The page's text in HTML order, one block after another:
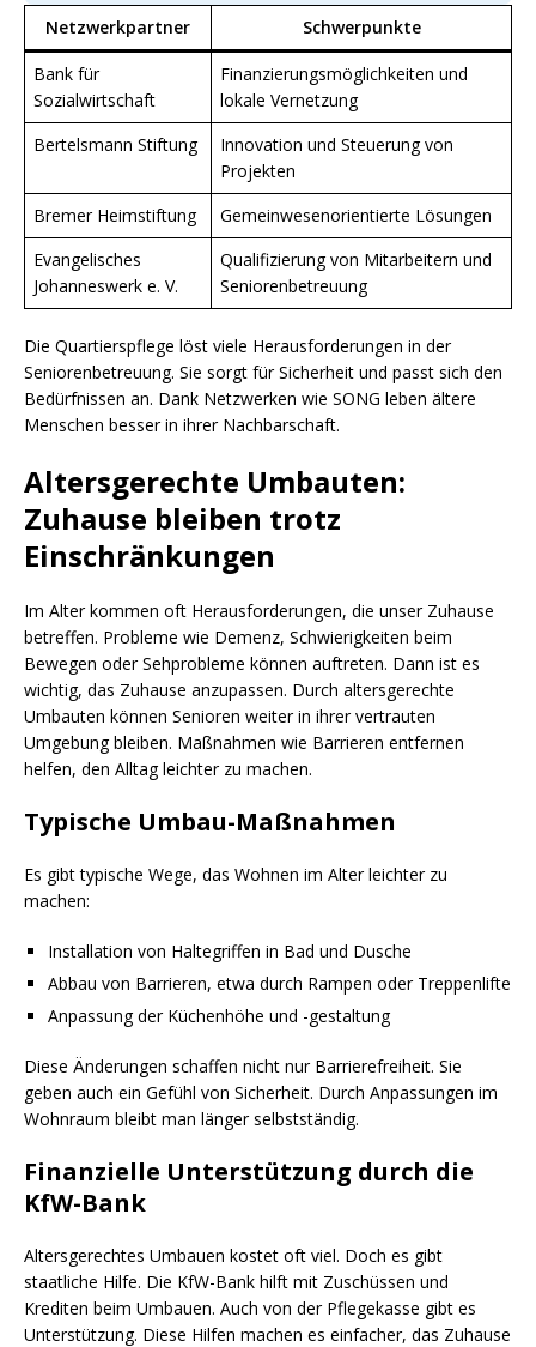
Netzwerkpartner Schwerpunkte
Bank für
Sozialwirtschaft
Finanzierungsmöglichkeiten und
lokale Vernetzung
Bertelsmann Stiftung
Innovation und Steuerung von
Projekten
Bremer Heimstiftung
Gemeinwesenorientierte Lösungen
Evangelisches
Johanneswerk e. V.
Qualifizierung von Mitarbeitern und
Seniorenbetreuung
Die Quartierspflege löst viele Herausforderungen in der
Seniorenbetreuung. Sie sorgt für Sicherheit und passt sich den
Bedürfnissen an. Dank Netzwerken wie SONG leben ältere
Menschen besser in ihrer Nachbarschaft.
Altersgerechte Umbauten:
Zuhause bleiben trotz
Einschränkungen
Im Alter kommen oft Herausforderungen, die unser Zuhause
betreffen. Probleme wie Demenz, Schwierigkeiten beim
Bewegen oder Sehprobleme können auftreten. Dann ist es
wichtig, das Zuhause anzupassen. Durch altersgerechte
Umbauten können Senioren weiter in ihrer vertrauten
Umgebung bleiben. Maßnahmen wie Barrieren entfernen
helfen, den Alltag leichter zu machen.
Typische Umbau-Maßnahmen
Es gibt typische Wege, das Wohnen im Alter leichter zu
machen:
Installation von Haltegriffen in Bad und Dusche
Abbau von Barrieren, etwa durch Rampen oder Treppenlifte
Anpassung der Küchenhöhe und -gestaltung
Diese Änderungen schaffen nicht nur Barrierefreiheit. Sie
geben auch ein Gefühl von Sicherheit. Durch Anpassungen im
Wohnraum bleibt man länger selbstständig.
Finanzielle Unterstützung durch die
KfW-Bank
Altersgerechtes Umbauen kostet oft viel. Doch es gibt
staatliche Hilfe. Die KfW-Bank hilft mit Zuschüssen und
Krediten beim Umbauen. Auch von der Pflegekasse gibt es
Unterstützung. Diese Hilfen machen es einfacher, das Zuhause